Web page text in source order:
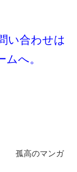
い合わせは
へ。
孤高のマンガ